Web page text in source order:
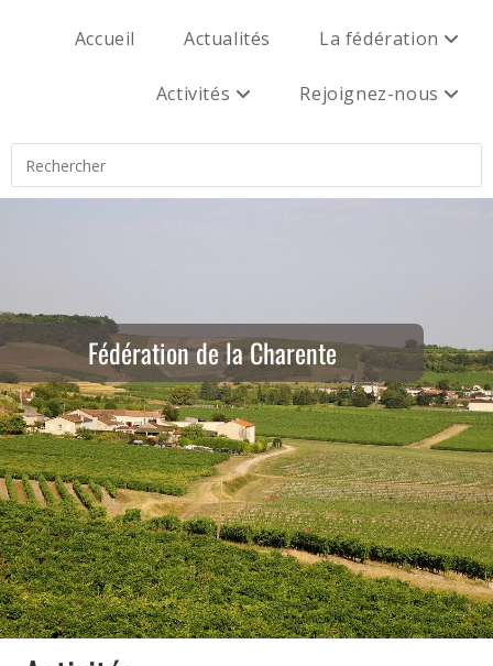
Accueil Actualités La fédération
Activités Rejoignez-nous
Fédération de la Charente